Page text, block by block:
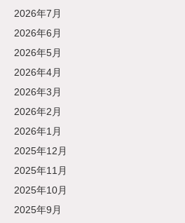
2026年7月
2026年6月
2026年5月
2026年4月
2026年3月
2026年2月
2026年1月
2025年12月
2025年11月
2025年10月
2025年9月